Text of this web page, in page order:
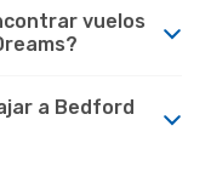
vuelos
a Bedford